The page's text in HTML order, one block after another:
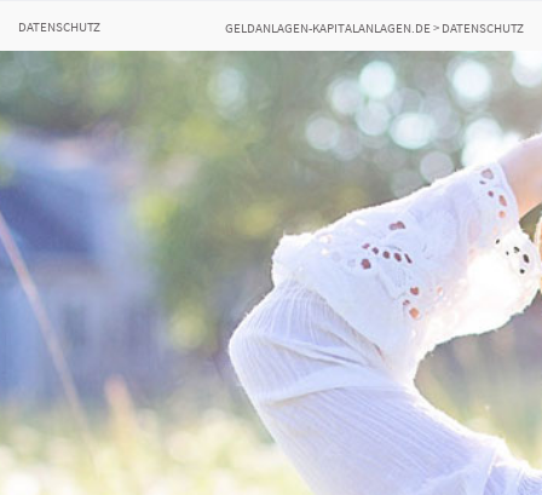
DATENSCHUTZ GELDANLAGEN-KAPITALANLAGEN.DE> DATENSCHUTZ